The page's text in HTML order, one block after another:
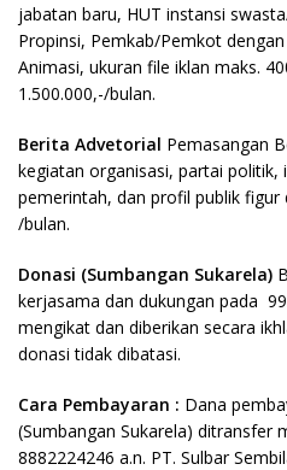
jabatan baru, HUT instansi
Propinsi, Pemkab/Pemkot
Animasi, ukuran file iklan maks.
1.500.000,-/bulan.
Berita Advetorial Pemasangan
kegiatan organisasi, partai politik,
pemerintah, dan profil publik figur
/bulan.
Donasi (Sumbangan Sukarela)
kerjasama dan dukungan pada
mengikat dan diberikan secara
donasi tidak dibatasi.
Cara Pembayaran : Dana
(Sumbangan Sukarela) ditransfer
8882224246 a.n. PT. Sulbar